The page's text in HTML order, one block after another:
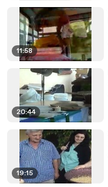
11:58
20:44
19:15